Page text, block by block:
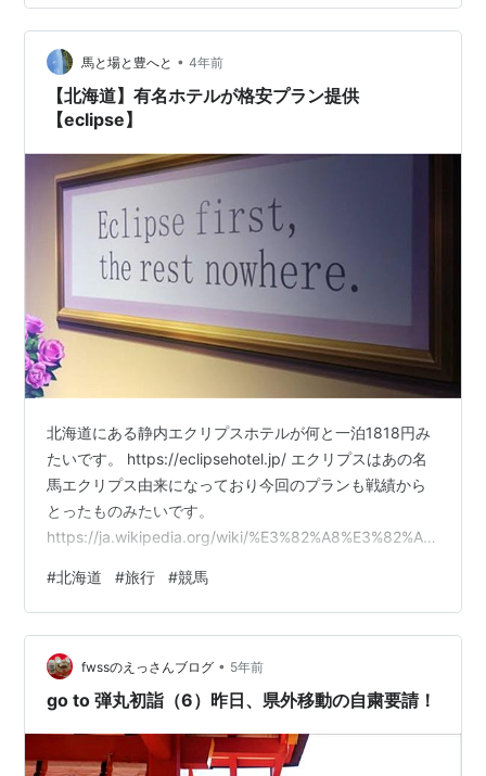
出来るような以前の環境が戻ってくれば嬉しいと思いま
す。 経済をまわすことも大切なことは報道を見ていれば
十分わかりますが、 経済を回すことよりも、新型コロナ
ウイルスの後遺症で苦しんでいる人やその家族に対して
給付金を増やしたり、医療関係…
馬と場と豊へと • 4年前
【北海道】有名ホテルが格安プラン提供
【eclipse】
北海道にある静内エクリプスホテルが何と一泊1818円み
たいです。 https://eclipsehotel.jp/ エクリプスはあの名
馬エクリプス由来になっており今回のプランも戦績から
とったものみたいです。
https://ja.wikipedia.org/wiki/%E3%82%A8%E3%82%AF
%E8%B5%B0%E9%A6%AC) とても格安なプランですが
条件が1つあります、それは…。 ゲームウマ娘でeclipse
の称号を取る事です。 これが意外と難しい。 URAを勝つ
のはそこまで難しくはないのですが、大差勝…
#北海道 #旅行 #競馬
fwssのえっさんブログ • 5年前
go to 弾丸初詣（6）昨日、県外移動の自粛要請！